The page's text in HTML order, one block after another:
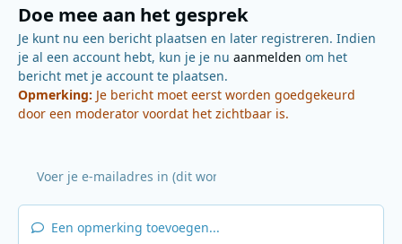
Doe mee aan het gesprek
Je kunt nu een bericht plaatsen en later registreren. Indien
je al een account hebt, kun je je nu aanmelden om het
bericht met je account te plaatsen.
Opmerking: Je bericht moet eerst worden goedgekeurd
door een moderator voordat het zichtbaar is.
Een opmerking toevoegen...